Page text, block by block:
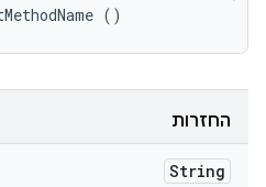
()
החזרות
String